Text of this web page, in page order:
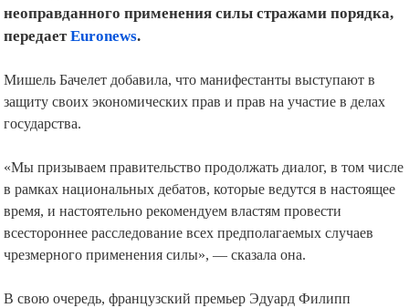
неоправданного применения силы стражами порядка,
передаетEuronews.
Мишель Бачелет добавила, что манифестанты выступают в
защиту своих экономических прав и прав на участие в делах
государства.
«Мы призываем правительство продолжать диалог, в том числе
в рамках национальных дебатов, которые ведутся в настоящее
время, и настоятельно рекомендуем властям провести
всестороннее расследование всех предполагаемых случаев
чрезмерного применения силы», — сказала она.
В свою очередь, французский премьер Эдуард Филипп